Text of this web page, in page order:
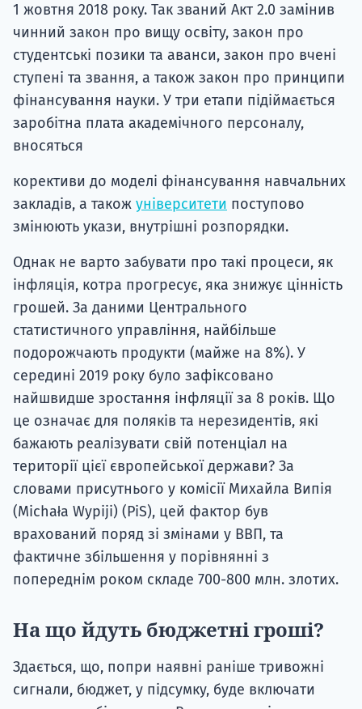
1 жовтня 2018 року. Так званий Акт 2.0 замінив
чинний закон про вищу освіту, закон про
студентські позики та аванси, закон про вчені
ступені та звання, а також закон про принципи
фінансування науки. У три етапи підіймається
заробітна плата академічного персоналу,
вносяться
корективи до моделі фінансування навчальних
закладів, а також університети поступово
змінюють укази, внутрішні розпорядки.
Однак не варто забувати про такі процеси, як
інфляція, котра прогресує, яка знижує цінність
грошей. За даними Центрального
статистичного управління, найбільше
подорожчають продукти (майже на 8%). У
середині 2019 року було зафіксовано
найшвидше зростання інфляції за 8 років. Що
це означає для поляків та нерезидентів, які
бажають реалізувати свій потенціал на
території цієї європейської держави? За
словами присутнього у комісії Михайла Випія
(Michała Wypiji) (PiS), цей фактор був
врахований поряд зі змінами у ВВП, та
фактичне збільшення у порівнянні з
попереднім роком складе 700-800 млн. злотих.
На що йдуть бюджетні гроші?
Здається, що, попри наявні раніше тривожні
сигнали, бюджет, у підсумку, буде включати